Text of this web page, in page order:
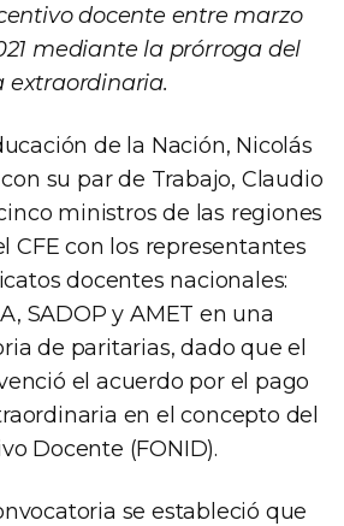
docente entre marzo
mediante la prórroga del
extraordinaria.
de la Nación, Nicolás
su par de Trabajo, Claudio
ministros de las regiones
CFE con los representantes
docentes nacionales:
SADOP y AMET en una
de paritarias, dado que el
el acuerdo por el pago
en el concepto del
Docente (FONID).
se estableció que